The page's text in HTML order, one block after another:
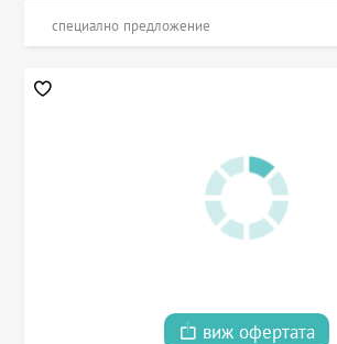
специално предложение
виж офертата